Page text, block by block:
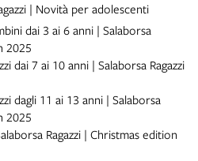
| Novità per adolescenti
dai 3 ai 6 anni | Salaborsa
2025
dai 7 ai 10 anni | Salaborsa Ragazzi
dagli 11 ai 13 anni | Salaborsa
2025
Ragazzi | Christmas edition